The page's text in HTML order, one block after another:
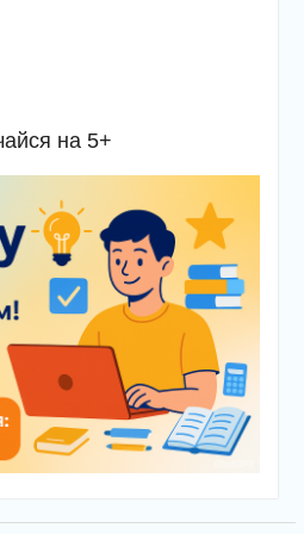
на 5+